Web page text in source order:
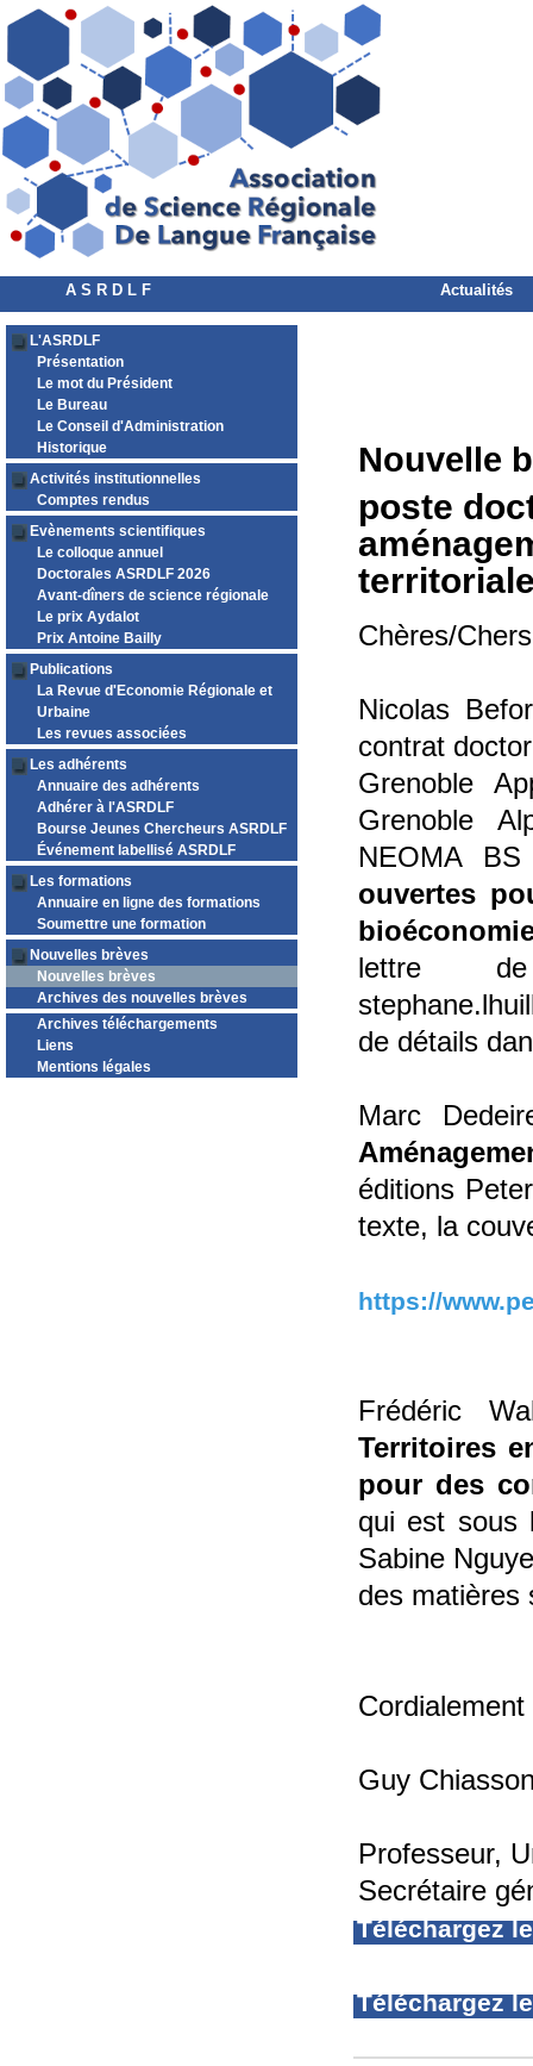
A S R D L F Actualités
L'ASRDLF
Présentation
Le mot du Président
Le Bureau
Le Conseil d'Administration
Historique
Activités institutionnelles
Comptes rendus
Evènements scientifiques
Le colloque annuel
Doctorales ASRDLF 2026
Avant-dîners de science régionale
Le prix Aydalot
Prix Antoine Bailly
Publications
La Revue d'Economie Régionale et
Urbaine
Les revues associées
Les adhérents
Annuaire des adhérents
Adhérer à l'ASRDLF
Bourse Jeunes Chercheurs ASRDLF
Événement labellisé ASRDLF
Les formations
Annuaire en ligne des formations
Soumettre une formation
Nouvelles brèves
Nouvelles brèves
Archives des nouvelles brèves
Archives téléchargements
Liens
Mentions légales
Nouvelle
poste
Chères/
Nicolas
contrat
Grenoble
Grenoble
NEOMA
ouvertes
lettre
de détails
Marc
éditions
texte, la
https://
Frédéric
Territoires
pour des
qui est sous
Sabine
des matières
Cordialement
Guy
Professeur,
Secrétaire
Téléchargez
Téléchargez